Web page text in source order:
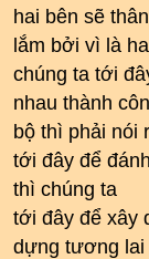
hai bên sẽ
lắm bởi vì là
chúng ta tới
nhau thành
bộ thì phải nói
tới đây để
thì chúng ta
tới đây để xây
dựng tương lai